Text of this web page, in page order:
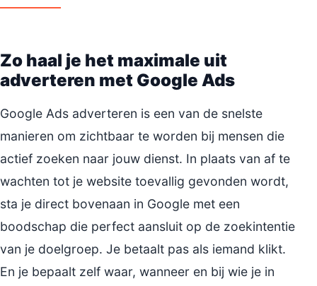
Zo haal je het maximale uit
adverteren met Google Ads
Google Ads adverteren is een van de snelste
manieren om zichtbaar te worden bij mensen die
actief zoeken naar jouw dienst. In plaats van af te
wachten tot je website toevallig gevonden wordt,
sta je direct bovenaan in Google met een
boodschap die perfect aansluit op de zoekintentie
van je doelgroep. Je betaalt pas als iemand klikt.
En je bepaalt zelf waar, wanneer en bij wie je in